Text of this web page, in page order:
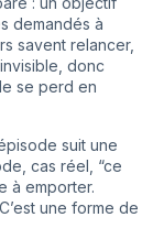
demandés à
savent relancer,
donc
se perd en
suit une
cas réel, “ce
à emporter.
une forme de